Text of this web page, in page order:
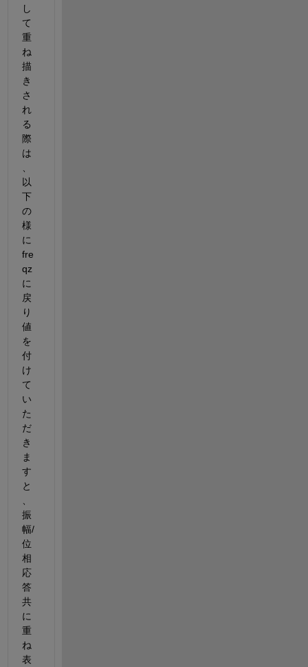
し
て
重
ね
描
き
さ
れ
る
際
は
以
下
の
様
に
fre
qz
に
戻
り
値
を
付
け
て
い
た
だ
き
ま
す
と
振
幅/
位
相
応
答
共
に
重
ね
表